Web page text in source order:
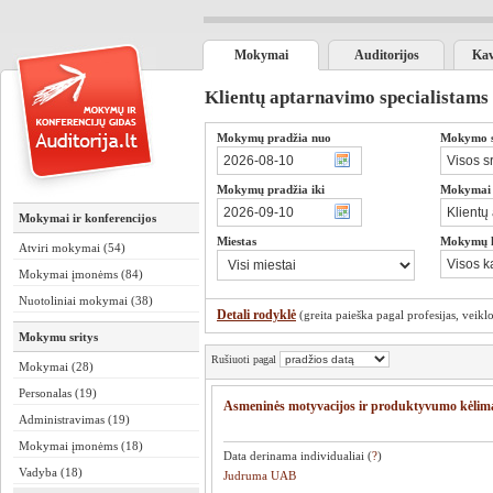
Mokymai Auditorijos
Mokymai ir konferencijos
Atviri mokymai (54)
Mokymai įmonėms (84)
Nuotoliniai mokymai (38)
Mokymu sritys
Mokymai (28)
Personalas (19)
Administravimas (19)
Mokymai įmonėms (18)
Vadyba (18)
Klientų aptarnavimo specialistams
Mokymų pradžia nuo
Mokymų pradžia iki
Miestas
Mokymo
Mokymų
Detali rodyklė (greita paieška pagal profesijas,
Rušiuoti pagal
Asmeninės motyvacijos ir produktyvumo
Data derinama individualiai (?)
Judruma UAB